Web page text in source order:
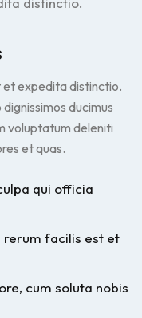
et expedita distinctio.
ducimus
voluptatum deleniti
et quas.
qui officia
rerum facilis est et
cum soluta nobis